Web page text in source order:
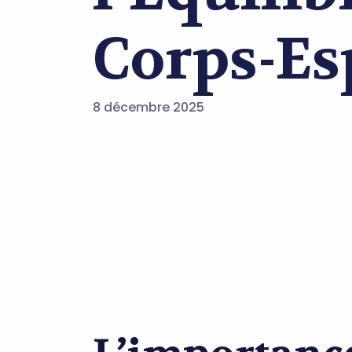
Corps-
8 décembre 2025